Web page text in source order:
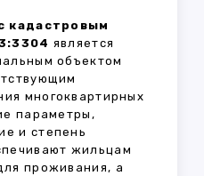
кадастровым
является
объектом
многоквартирных
параметры,
и степень
жильцам
проживания, а